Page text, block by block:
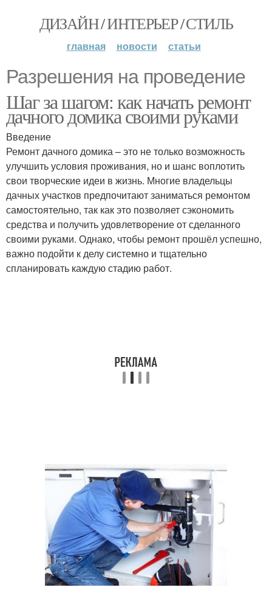
ДИЗАЙН / ИНТЕРЬЕР / СТИЛЬ
главная новости статьи
Разрешения на проведение
Шаг за шагом: как начать ремонт
дачного домика своими руками
Введение
Ремонт дачного домика – это не только возможность
улучшить условия проживания, но и шанс воплотить
свои творческие идеи в жизнь. Многие владельцы
дачных участков предпочитают заниматься ремонтом
самостоятельно, так как это позволяет сэкономить
средства и получить удовлетворение от сделанного
своими руками. Однако, чтобы ремонт прошёл успешно,
важно подойти к делу системно и тщательно
спланировать каждую стадию работ.